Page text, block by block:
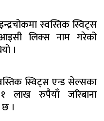
स्वस्तिक स्विट्स
लिक्स नाम गरेको
।
स्विट्स एन्ड सेल्सका
लाख रुपैयाँ जरिबाना
।